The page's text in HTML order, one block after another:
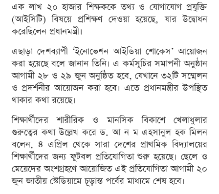
এক লাখ ২০ হাজার শিক্ষককে তথ্য ও যোগাযোগ প্রযুক্তি
(আইসিটি) বিষয়ে প্রশিক্ষণ দেওয়া হয়েছে, যার উদ্বোধন
করেছিলেন প্রধানমন্ত্রী।
এছাড়া দেশব্যাপী ‘ইনোভেশন আইডিয়া শোকেস’ আয়োজন
করা হয়েছে বলে জানান তিনি। এ কর্মসূচির সমাপনী অনুষ্ঠান
আগামী ২৮ ও ২৯ জুন অনুষ্ঠিত হবে, যেখানে ৩২টি সম্মেলন
ও প্রদর্শনীর আয়োজন করা হবে। এতে প্রধানমন্ত্রীর উপস্থিত
থাকার কথা রয়েছে।
শিক্ষার্থীদের শারীরিক ও মানসিক বিকাশে খেলাধুলার
গুরুত্বের কথা উল্লেখ করে ড. আ ন ম এহসানুল হক মিলন
বলেন, ৪ এপ্রিল থেকে সারা দেশের প্রাথমিক বিদ্যালয়ের
শিক্ষার্থীদের জন্য ফুটবল প্রতিযোগিতা শুরু হয়েছে। ছেলে ও
মেয়েদের অংশগ্রহণে আয়োজিত এই প্রতিযোগিতা আগামী ২০
জুন জাতীয় স্টেডিয়ামে চূড়ান্ত পর্বের মাধ্যমে শেষ হবে।